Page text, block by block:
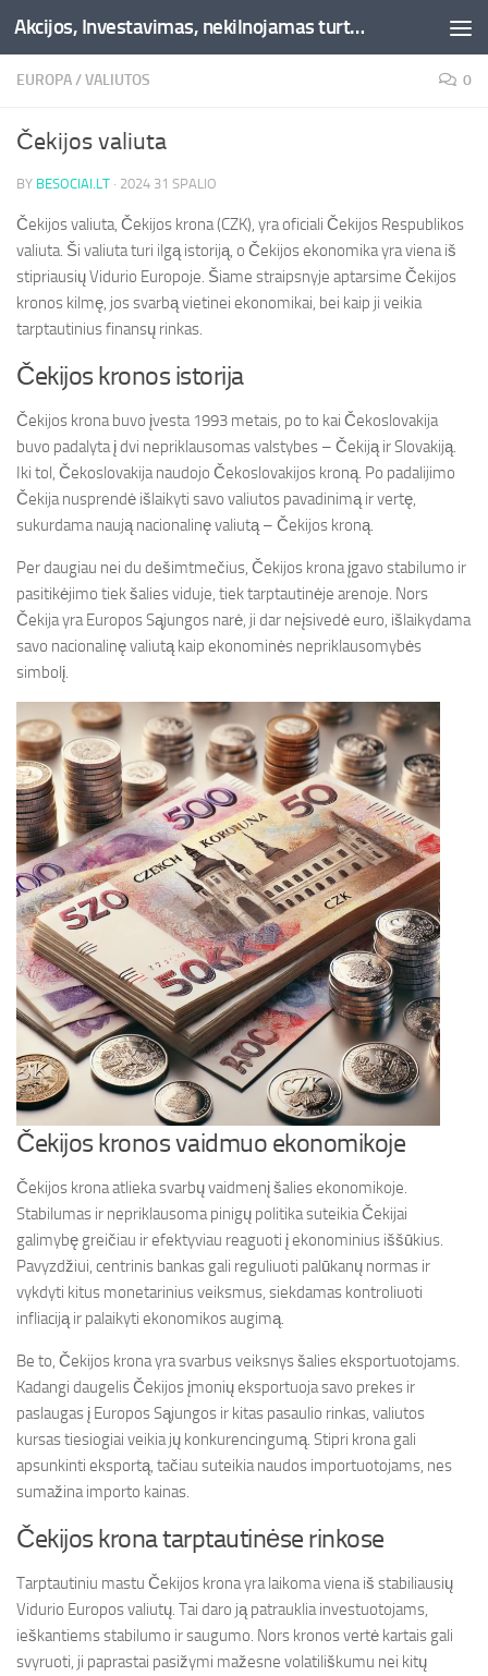
Skip to content Akcijos, Investavimas, nekilnojamas turtas, kriptovaliutos - Besociai.lt
EUROPA/VALIUTOS 0
Čekijos valiuta
BY BESOCIAI.LT · 2024 31 SPALIO
Čekijos valiuta, Čekijos krona (CZK), yra oficiali Čekijos Respublikos
valiuta. Ši valiuta turi ilgą istoriją, o Čekijos ekonomika yra viena iš
stipriausių Vidurio Europoje. Šiame straipsnyje aptarsime Čekijos
kronos kilmę, jos svarbą vietinei ekonomikai, bei kaip ji veikia
tarptautinius finansų rinkas.
Čekijos kronos istorija
Čekijos krona buvo įvesta 1993 metais, po to kai Čekoslovakija
buvo padalyta į dvi nepriklausomas valstybes – Čekiją ir Slovakiją.
Iki tol, Čekoslovakija naudojo Čekoslovakijos kroną. Po padalijimo
Čekija nusprendė išlaikyti savo valiutos pavadinimą ir vertę,
sukurdama naują nacionalinę valiutą – Čekijos kroną.
Per daugiau nei du dešimtmečius, Čekijos krona įgavo stabilumo ir
pasitikėjimo tiek šalies viduje, tiek tarptautinėje arenoje. Nors
Čekija yra Europos Sąjungos narė, ji dar neįsivedė euro, išlaikydama
savo nacionalinę valiutą kaip ekonominės nepriklausomybės
simbolį.
Čekijos kronos vaidmuo ekonomikoje
Čekijos krona atlieka svarbų vaidmenį šalies ekonomikoje.
Stabilumas ir nepriklausoma pinigų politika suteikia Čekijai
galimybę greičiau ir efektyviau reaguoti į ekonominius iššūkius.
Pavyzdžiui, centrinis bankas gali reguliuoti palūkanų normas ir
vykdyti kitus monetarinius veiksmus, siekdamas kontroliuoti
infliaciją ir palaikyti ekonomikos augimą.
Be to, Čekijos krona yra svarbus veiksnys šalies eksportuotojams.
Kadangi daugelis Čekijos įmonių eksportuoja savo prekes ir
paslaugas į Europos Sąjungos ir kitas pasaulio rinkas, valiutos
kursas tiesiogiai veikia jų konkurencingumą. Stipri krona gali
apsunkinti eksportą, tačiau suteikia naudos importuotojams, nes
sumažina importo kainas.
Čekijos krona tarptautinėse rinkose
Tarptautiniu mastu Čekijos krona yra laikoma viena iš stabiliausių
Vidurio Europos valiutų. Tai daro ją patrauklia investuotojams,
ieškantiems stabilumo ir saugumo. Nors kronos vertė kartais gali
svyruoti, ji paprastai pasižymi mažesne volatiliškumu nei kitų